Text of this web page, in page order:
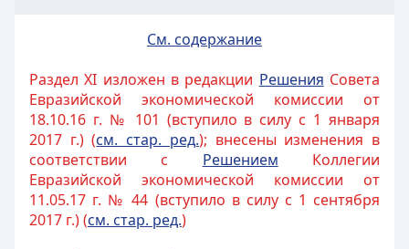
См. содержание
Раздел XI изложен в редакции Решения Совета
Евразийской экономической комиссии от
18.10.16 г. № 101 (вступило в силу с 1 января
2017 г.) (см. стар. ред.); внесены изменения в
соответствии с Решением Коллегии
Евразийской экономической комиссии от
11.05.17 г. № 44 (вступило в силу с 1 сентября
2017 г.) (см. стар. ред.)